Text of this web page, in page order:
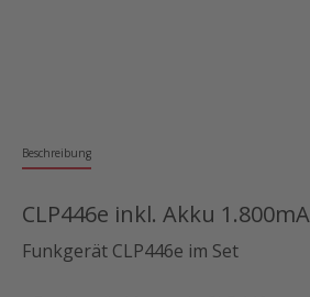
Beschreibung
CLP446e inkl. Akku
Funkgerät CLP446e im Set